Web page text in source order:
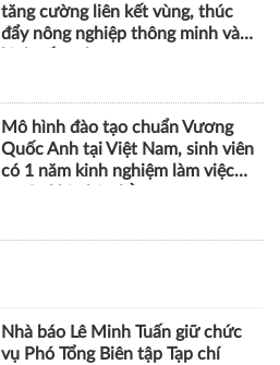
tăng cường liên kết vùng, thúc
đẩy nông nghiệp thông minh và
Mô hình đào tạo chuẩn Vương
Quốc Anh tại Việt Nam, sinh viên
có 1 năm kinh nghiệm làm việc
Nhà báo Lê Minh Tuấn giữ chức
vụ Phó Tổng Biên tập Tạp chí